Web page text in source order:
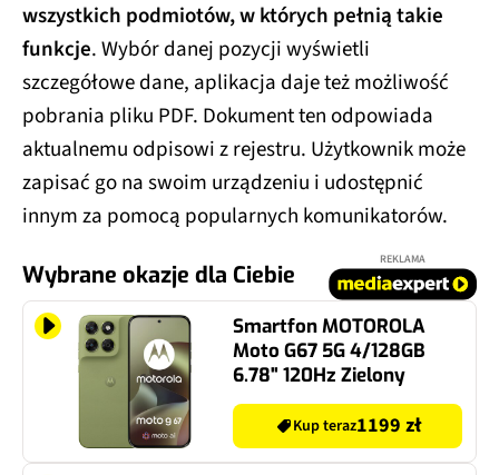
wszystkich podmiotów, w których pełnią takie
funkcje. Wybór danej pozycji wyświetli
szczegółowe dane, aplikacja daje też możliwość
pobrania pliku PDF. Dokument ten odpowiada
aktualnemu odpisowi z rejestru. Użytkownik może
zapisać go na swoim urządzeniu i udostępnić
innym za pomocą popularnych komunikatorów.
Wybrane okazje dla Ciebie
REKLAMA
Smartfon MOTOROLA
Moto G67 5G 4/128GB
6.78" 120Hz Zielony
Kup teraz1199 zł